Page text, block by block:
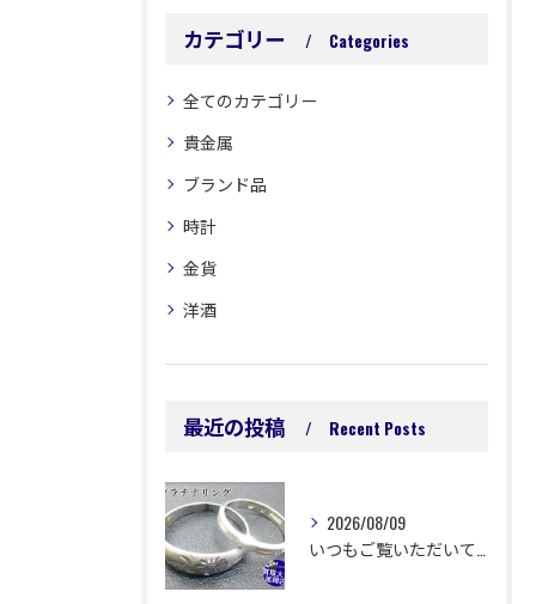
カテゴリー Categories
全てのカテゴリー
貴金属
ブランド品
時計
金貨
洋酒
最近の投稿 Recent Posts
2026/08/09